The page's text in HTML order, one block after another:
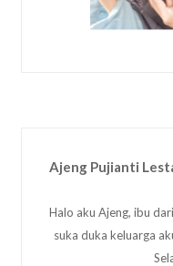
Ajeng Pujianti
Halo aku Ajeng, ibu
suka duka keluarga